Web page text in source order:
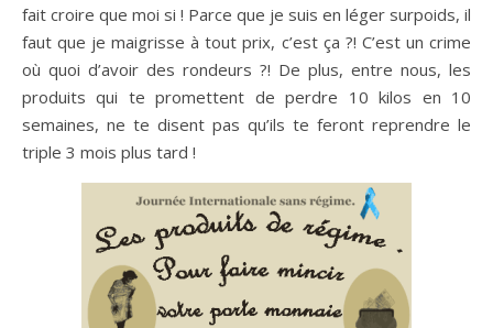
fait croire que moi si ! Parce que je suis en léger surpoids, il
faut que je maigrisse à tout prix, c’est ça ?! C’est un crime
où quoi d’avoir des rondeurs ?! De plus, entre nous, les
produits qui te promettent de perdre 10 kilos en 10
semaines, ne te disent pas qu’ils te feront reprendre le
triple 3 mois plus tard !